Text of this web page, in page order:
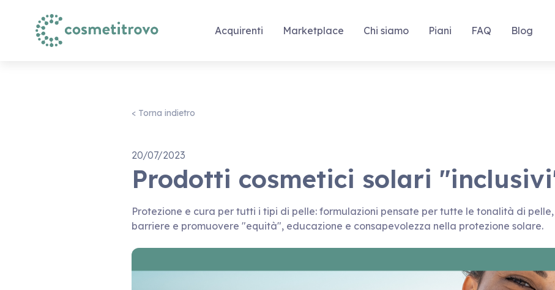
Acquirenti Marketplace Chi siamo Piani FAQ Blog
< Torna indietro
20/07/2023
Prodotti cosmetici solari
Protezione e cura per tutti i tipi di pelle: formulazioni pensate per tutte le tonalità di
barriere e promuovere "equità", educazione e consapevolezza nella protezione solare.